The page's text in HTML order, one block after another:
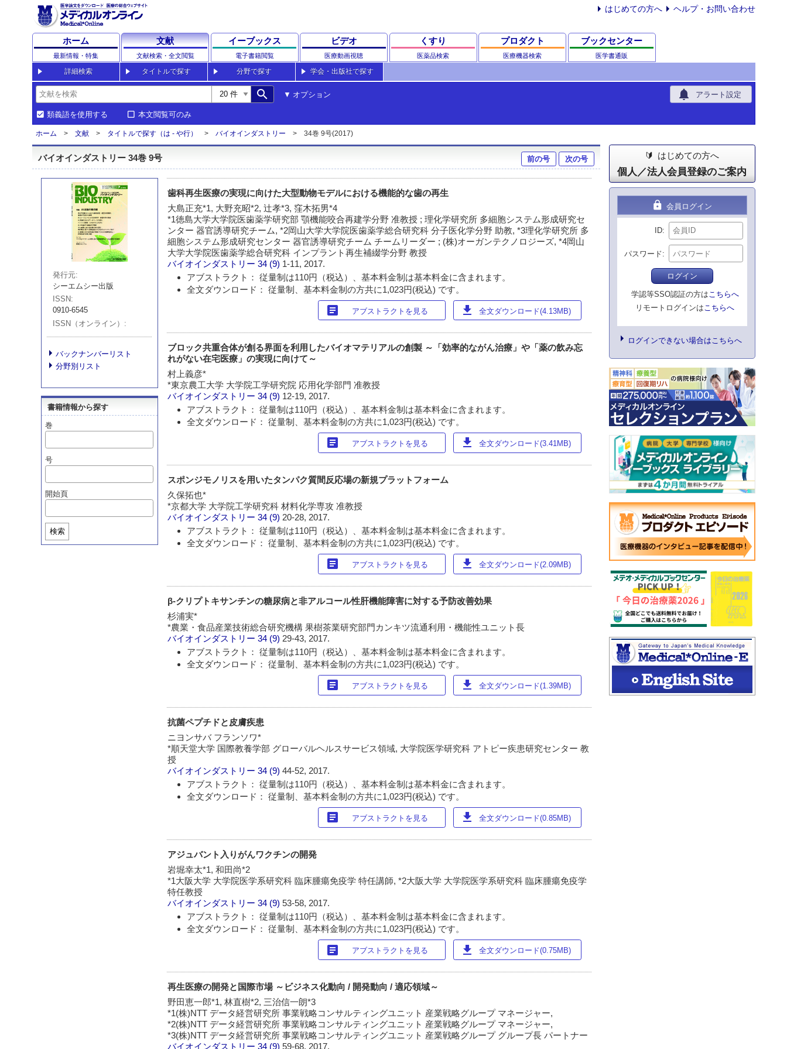
はじめての方へ ヘルプ・お問い合わせ
ホーム
最新情報・特集
文献
文献検索・全文閲覧
イーブックス
電子書籍閲覧
ビデオ
医療動画視聴
くすり
医薬品検索
プロダクト
医療機器検索
ブックセンター
医学書通販
詳細検索 タイトルで探す 分野で探す 学会・出版社で探す
search オプション notifications アラート設定
類義語を使用する 本文閲覧可のみ
ホーム 文献 タイトルで探す（は - や行） バイオインダストリー 34巻 9号(2017)
バイオインダストリー 34巻 9号 前の号 次の号
発行元
シーエムシー出版
ISSN
0910-6545
ISSN（オンライン）
バックナンバーリスト
分野別リスト
書籍情報から探す
巻
号
開始頁
検索
歯科再生医療の実現に向けた大型動物モデルにおける機能的な歯の再生
大島正充*1, 大野充昭*2, 辻孝*3, 窪木拓男*4
*1徳島大学大学院医歯薬学研究部 顎機能咬合再建学分野 准教授 ; 理化学研究所 多細胞システム形成研究セ
ンター 器官誘導研究チーム, *2岡山大学大学院医歯薬学総合研究科 分子医化学分野 助教, *3理化学研究所 多
細胞システム形成研究センター 器官誘導研究チーム チームリーダー ; (株)オーガンテクノロジーズ, *4岡山
大学大学院医歯薬学総合研究科 インプラント再生補綴学分野 教授
バイオインダストリー 34 (9) 1-11, 2017.
アブストラクト： 従量制は110円（税込）、基本料金制は基本料金に含まれます。
全文ダウンロード： 従量制、基本料金制の方共に1,023円(税込) です。
article アブストラクトを見る download 全文ダウンロード(4.13MB)
ブロック共重合体が創る界面を利用したバイオマテリアルの創製 ～「効率的ながん治療」や「薬の飲み忘
れがない在宅医療」の実現に向けて～
村上義彦*
*東京農工大学 大学院工学研究院 応用化学部門 准教授
バイオインダストリー 34 (9) 12-19, 2017.
アブストラクト： 従量制は110円（税込）、基本料金制は基本料金に含まれます。
全文ダウンロード： 従量制、基本料金制の方共に1,023円(税込) です。
article アブストラクトを見る download 全文ダウンロード(3.41MB)
スポンジモノリスを用いたタンパク質間反応場の新規プラットフォーム
久保拓也*
*京都大学 大学院工学研究科 材料化学専攻 准教授
バイオインダストリー 34 (9) 20-28, 2017.
アブストラクト： 従量制は110円（税込）、基本料金制は基本料金に含まれます。
全文ダウンロード： 従量制、基本料金制の方共に1,023円(税込) です。
article アブストラクトを見る download 全文ダウンロード(2.09MB)
β-クリプトキサンチンの糖尿病と非アルコール性肝機能障害に対する予防改善効果
杉浦実*
*農業・食品産業技術総合研究機構 果樹茶業研究部門カンキツ流通利用・機能性ユニット長
バイオインダストリー 34 (9) 29-43, 2017.
アブストラクト： 従量制は110円（税込）、基本料金制は基本料金に含まれます。
全文ダウンロード： 従量制、基本料金制の方共に1,023円(税込) です。
article アブストラクトを見る download 全文ダウンロード(1.39MB)
抗菌ペプチドと皮膚疾患
ニヨンサバ フランソワ*
*順天堂大学 国際教養学部 グローバルヘルスサービス領域, 大学院医学研究科 アトピー疾患研究センター 教
授
バイオインダストリー 34 (9)44-52, 2017.
アブストラクト： 従量制は110円（税込）、基本料金制は基本料金に含まれます。
全文ダウンロード： 従量制、基本料金制の方共に1,023円(税込) です。
article アブストラクトを見る download 全文ダウンロード(0.85MB)
アジュバント入りがんワクチンの開発
岩堀幸太*1, 和田尚*2
*1大阪大学 大学院医学系研究科 臨床腫瘍免疫学 特任講師, *2大阪大学 大学院医学系研究科 臨床腫瘍免疫学
特任教授
バイオインダストリー 34 (9)53-58, 2017.
アブストラクト： 従量制は110円（税込）、基本料金制は基本料金に含まれます。
全文ダウンロード： 従量制、基本料金制の方共に1,023円(税込) です。
article アブストラクトを見る download 全文ダウンロード(0.75MB)
再生医療の開発と国際市場 ～ビジネス化動向 / 開発動向 / 適応領域～
野田恵一郎*1, 林直樹*2, 三治信一朗*3
*1(株)NTT データ経営研究所 事業戦略コンサルティングユニット 産業戦略グループ マネージャー,
*2(株)NTT データ経営研究所 事業戦略コンサルティングユニット 産業戦略グループ マネージャー,
*3(株)NTT データ経営研究所 事業戦略コンサルティングユニット 産業戦略グループ グループ長 パートナー
バイオインダストリー 34 (9)59-68, 2017.
はじめての方へ
個人／法人会員登録のご案内
lock 会員ログイン
ID
パスワード
ログイン
学認等SSO認証の方はこちらへ
リモートログインはこちらへ
ログインできない場合はこちらへ